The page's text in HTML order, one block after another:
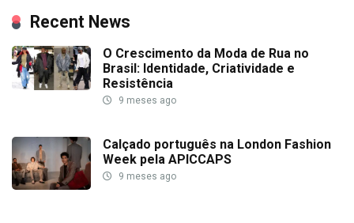
Recent News
O Crescimento da Moda de Rua no
Brasil: Identidade, Criatividade e
Resistência
9 meses ago
Calçado português na London Fashion
Week pela APICCAPS
9 meses ago